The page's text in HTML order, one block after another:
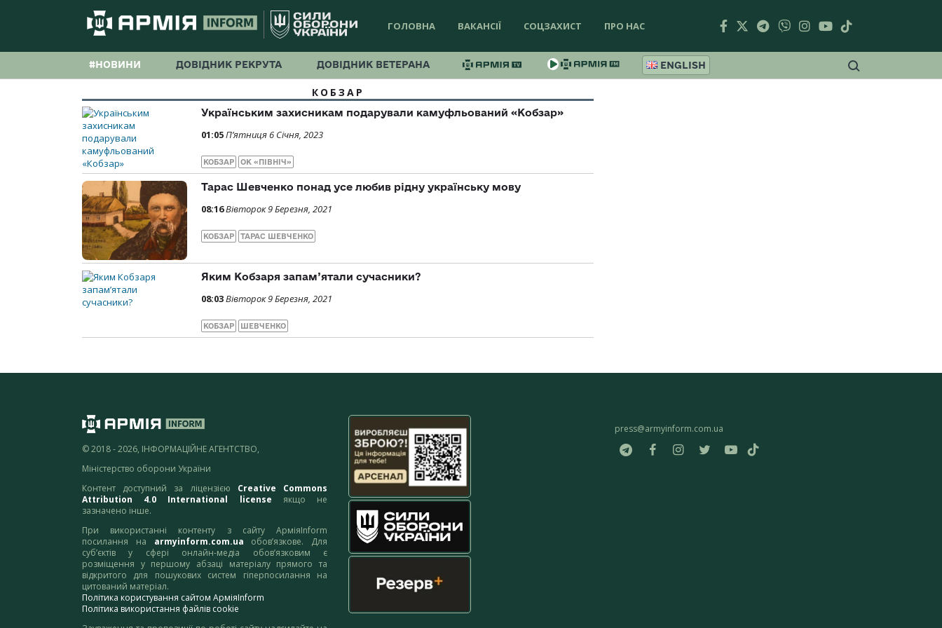
ГОЛОВНА ВАКАНСІЇ СОЦЗАХИСТ ПРО НАС
#НОВИНИ ДОВІДНИК РЕКРУТА ДОВІДНИК ВЕТЕРАНА ENGLISH
КОБЗАР
Українським захисникам подарували камуфльований «Кобзар»
01:05П’ятниця 6 Січня, 2023
КОБЗАР ОК «ПІВНІЧ»
Тарас Шевченко понад усе любив рідну українську мову
08:16Вівторок 9 Березня, 2021
КОБЗАР ТАРАС ШЕВЧЕНКО
Яким Кобзаря запам’ятали сучасники?
08:03Вівторок 9 Березня, 2021
КОБЗАР ШЕВЧЕНКО
© 2018 - 2026, ІНФОРМАЦІЙНЕ АГЕНТСТВО,
Міністерство оборони України
Контент доступний за ліцензією Creative Commons
Attribution 4.0 International license якщо не
зазначено інше.
При використанні контенту з сайту АрміяInform
посилання на armyinform.com.ua обов’язкове. Для
суб’єктів у сфері онлайн-медіа обов’язковим є
розміщення у першому абзаці матеріалу прямого та
відкритого для пошукових систем гіперпосилання на
цитований матеріал.
Політика користування сайтом АрміяInform
Політика використання файлів cookie
press@armyinform.com.ua